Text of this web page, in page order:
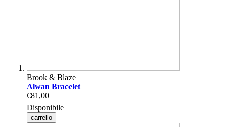
Brook & Blaze
Alwan Bracelet
€81,00
Disponibile
carrello